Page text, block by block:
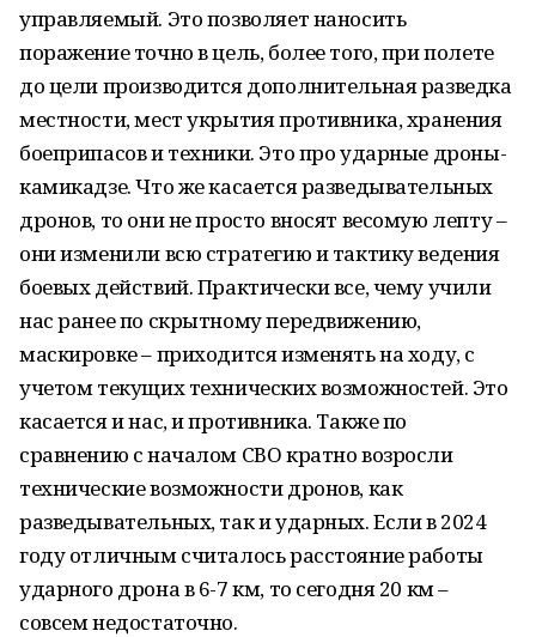
управляемый. Это позволяет наносить
поражение точно в цель, более того, при полете
до цели производится дополнительная разведка
местности, мест укрытия противника, хранения
боеприпасов и техники. Это про ударные дроны-
камикадзе. Что же касается разведывательных
дронов, то они не просто вносят весомую лепту –
они изменили всю стратегию и тактику ведения
боевых действий. Практически все, чему учили
нас ранее по скрытному передвижению,
маскировке – приходится изменять на ходу, с
учетом текущих технических возможностей. Это
касается и нас, и противника. Также по
сравнению с началом СВО кратно возросли
технические возможности дронов, как
разведывательных, так и ударных. Если в 2024
году отличным считалось расстояние работы
ударного дрона в 6-7 км, то сегодня 20 км –
совсем недостаточно.